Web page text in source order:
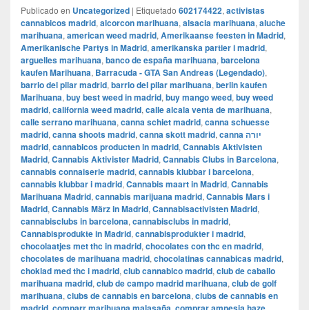
Publicado en Uncategorized | Etiquetado 602174422, activistas
cannabicos madrid, alcorcon marihuana, alsacia marihuana, aluche
marihuana, american weed madrid, Amerikaanse feesten in Madrid,
Amerikanische Partys in Madrid, amerikanska partier i madrid,
arguelles marihuana, banco de españa marihuana, barcelona
kaufen Marihuana, Barracuda - GTA San Andreas (Legendado),
barrio del pilar madrid, barrio del pilar marihuana, berlin kaufen
Marihuana, buy best weed in madrid, buy mango weed, buy weed
madrid, california weed madrid, calle alcala venta de marihuana,
calle serrano marihuana, canna schiet madrid, canna schuesse
madrid, canna shoots madrid, canna skott madrid, canna יורה
madrid, cannabicos producten in madrid, Cannabis Aktivisten
Madrid, Cannabis Aktivister Madrid, Cannabis Clubs in Barcelona,
cannabis connaiserie madrid, cannabis klubbar i barcelona,
cannabis klubbar i madrid, Cannabis maart in Madrid, Cannabis
Marihuana Madrid, cannabis marijuana madrid, Cannabis Mars i
Madrid, Cannabis März in Madrid, Cannabisactivisten Madrid,
cannabisclubs in barcelona, cannabisclubs in madrid,
Cannabisprodukte in Madrid, cannabisprodukter i madrid,
chocolaatjes met thc in madrid, chocolates con thc en madrid,
chocolates de marihuana madrid, chocolatinas cannabicas madrid,
choklad med thc i madrid, club cannabico madrid, club de caballo
marihuana madrid, club de campo madrid marihuana, club de golf
marihuana, clubs de cannabis en barcelona, clubs de cannabis en